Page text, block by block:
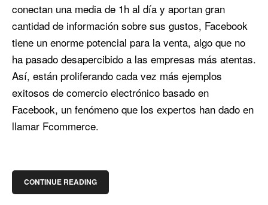
conectan una media de 1h al día y aportan gran
cantidad de información sobre sus gustos, Facebook
tiene un enorme potencial para la venta, algo que no
ha pasado desapercibido a las empresas más atentas.
Así, están proliferando cada vez más ejemplos
exitosos de comercio electrónico basado en
Facebook, un fenómeno que los expertos han dado en
llamar Fcommerce.
CONTINUE READING